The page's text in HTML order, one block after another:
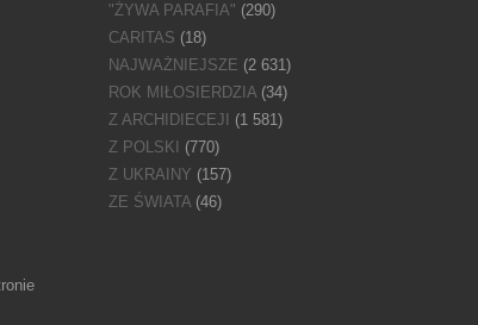
"ŻYWA PARAFIA" (290)
CARITAS (18)
NAJWAŻNIEJSZE (2 631)
ROK MIŁOSIERDZIA(34)
Z ARCHIDIECEJI
(1 581)
Z POLSKI
(770)
Z UKRAINY (157)
ZE ŚWIATA(46)